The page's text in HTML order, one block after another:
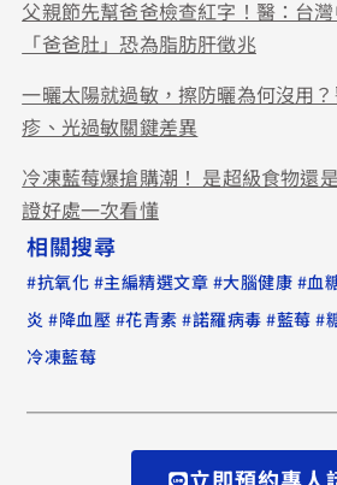
父親節先幫爸爸檢查紅字！醫：台灣
「爸爸肚」恐為脂肪肝徵兆
一曬太陽就過敏，擦防曬為何沒用
疹、光過敏關鍵差異
冷凍藍莓爆搶購潮！ 是超級食物還
證好處一次看懂
相關搜尋
#抗氧化 #主編精選文章 #大腦健康 #血
炎 #降血壓 #花青素 #諾羅病毒 #藍莓 #
冷凍藍莓